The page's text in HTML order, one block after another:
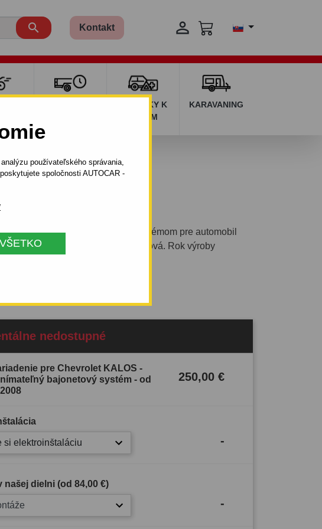
používateľského správania,
spoločnosti AUTOCAR -
 Kontakt 
DOPLNKY K
AUTÁM
KARAVANING
s odnímateľným bajonetovým systémom pre automobil
typ: KALOS, modelová rada: 4 dverová. Rok výroby
do 2008.
nedostupné
pre Chevrolet KALOS -
bajonetový systém - od
250,00 €
si elektroinštaláciu -
našej dielni (od 84,00 €)
-